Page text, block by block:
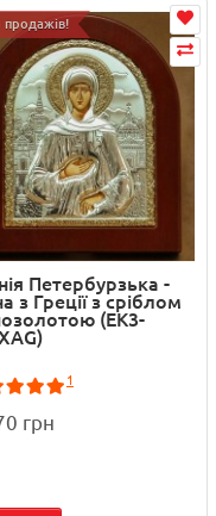
продажів!
Петербурзька -
з Греції з сріблом
(ЕК3-
1
грн